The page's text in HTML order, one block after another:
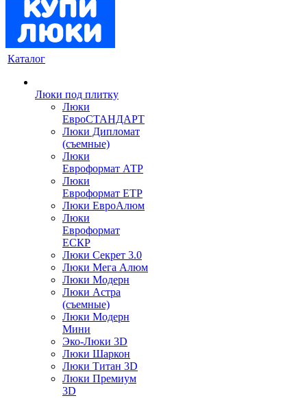
Каталог
Люки под плитку
Люки
ЕвроСТАНДАРТ
Люки Дипломат
(съемные)
Люки
Евроформат АТР
Люки
Евроформат ЕТР
Люки ЕвроАлюм
Люки
Евроформат
ЕСКР
Люки Секрет 3.0
Люки Мега Алюм
Люки Модерн
Люки Астра
(съемные)
Люки Модерн
Мини
Эко-Люки 3D
Люки Шаркон
Люки Титан 3D
Люки Премиум
3D